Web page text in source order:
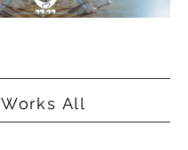
Works All